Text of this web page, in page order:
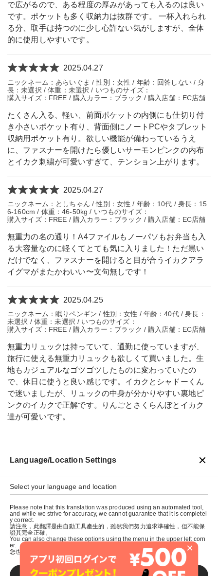
で広がるので、ある程度の厚みがあっても入るのは良い
です。ポケットも多く収納力は抜群です。 一杯入れられ
る分、取手は持つのに少し心許ない気がしますが、全体
的に使用しやすいです。
2025.04.27
ニックネーム：あらいぐま / 性別：女性 / 年齢：回答しない / 身
長：未選択 / 体重：未選択 / いつものサイズ：
購入サイズ：FREE / 購入カラー：ブラック / 購入店舗：EC店舗
たくさん入る、軽い、前面ポケットの内側にも仕切り付
き小さいポケット有り、背面側にノートPCやタブレット
収納用ポケット有り。欲しい機能が備わっているうえ
に、ファスナーを開けたら優しいサーモンピンクの内布
とイカク刺繍が可愛いすぎて、テンション上がります。
2025.04.27
ニックネーム：としちゃん / 性別：女性 / 年齢：10代 / 身長：15
6-160cm / 体重：46-50kg / いつものサイズ：
購入サイズ：FREE / 購入カラー：ブラック / 購入店舗：EC店舗
無重力の名の通り！A4ファイルもノーパソもお弁当も入
る大容量なのに軽くてとても気に入りました！ただ黒い
だけでなく、ファスナーを開けると目が合うイカクアラ
イグマがまたかわいい〜文句無しです！
2025.04.25
ニックネーム：眠りペンギン / 性別：女性 / 年齢：40代 / 身長：
未選択 / 体重：未選択 / いつものサイズ：
購入サイズ：FREE / 購入カラー：ブラック / 購入店舗：EC店舗
無重力リュックは持っていて、通勤に使っていますが、
旅行に使える無重力リュックも欲しくて買いました。生
地もカジュアルなゴツゴツしたものに変わっていたの
で、休日に使うと良い感じです。イカクとシャドーくん
で迷いましたが、リュックの中身が分かりやすい裏地ピ
ンクのイカクで正解です。りんごとさくらんぼとイカク
達が可愛いです。
×
Language/Location Settings
Select your language and location
Please note that this translation was produced using an automated tool,
and while we strive for accuracy, we cannot guarantee that it is completel
y correct.
請注意，此翻譯是由自動工具產生的，雖然我們努力追求準確性，但不能保
證其完全正確。
You can also change these options using the menu in the upper left corn
er.
您也可以使用左上角的選單來更改這些選項。